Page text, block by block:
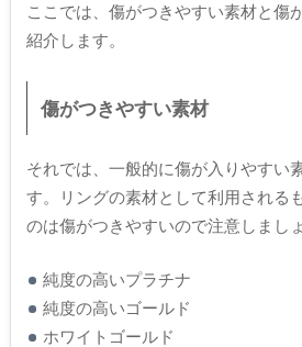
ここでは、傷がつきやすい素材と傷
紹介します。
傷がつきやすい素材
それでは、一般的に傷が入りやすい
す。リングの素材として利用される
のは傷がつきやすいので注意しましょ
純度の高いプラチナ
純度の高いゴールド
ホワイトゴールド